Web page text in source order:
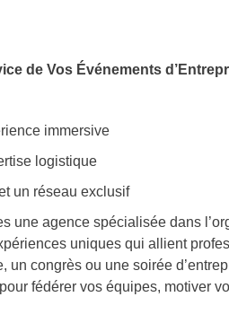
de Vos Événements
immersive
logistique
un réseau exclusif
une agence spécialisée dans
uniques qui allient
un congrès ou une soirée
fédérer vos équipes, motiver